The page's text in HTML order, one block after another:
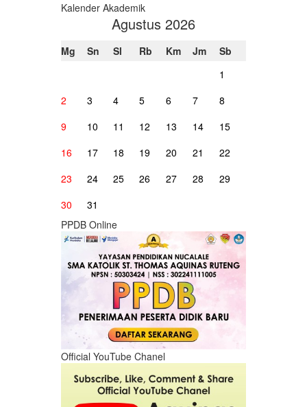
Kalender Akademik
Agustus 2026
Mg Sn Sl Rb Km Jm
Sb
1
2
3 4 5 6 7
8
9
10 11 12 13 14
15
16
17 18 19 20 21
22
23
24 25 26 27 28
29
30
31
PPDB Online
Official YouTube Chanel